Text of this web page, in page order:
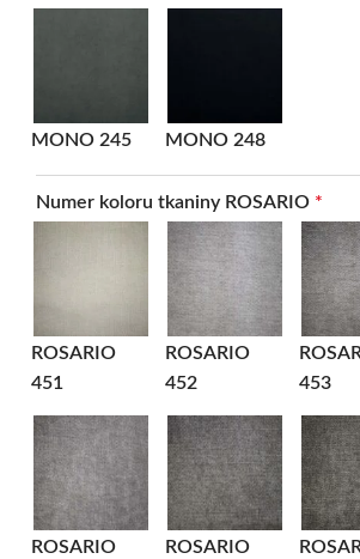
MONO 245 MONO 248
Numer koloru tkaniny ROSARIO *
ROSARIO
451
ROSARIO
452
453
ROSARIO
ROSARIO